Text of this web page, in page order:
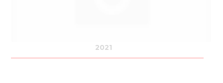
2021